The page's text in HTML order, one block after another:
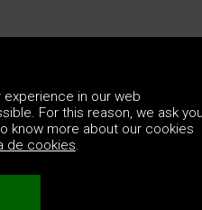
in our web
For this reason, we ask
know more about our cookies
de cookies.